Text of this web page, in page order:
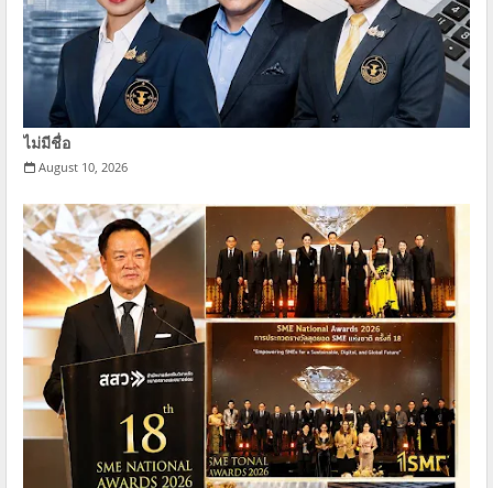
ไม่มีชื่อ
August 10, 2026